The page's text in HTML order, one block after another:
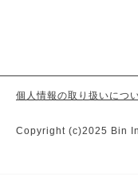
個人情報の取り扱いにつ
Copyright (c)2025 Bin